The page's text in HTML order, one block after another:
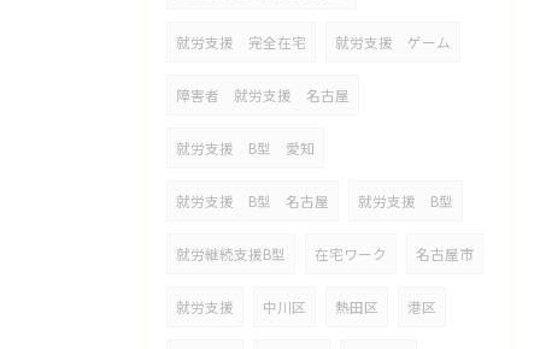
就労支援 完全在宅 就労支援 ゲーム
障害者 就労支援 名古屋
就労支援 B型 愛知
就労支援 B型 名古屋 就労支援 B型
就労継続支援B型 在宅ワーク 名古屋市
就労支援 中川区 熱田区 港区